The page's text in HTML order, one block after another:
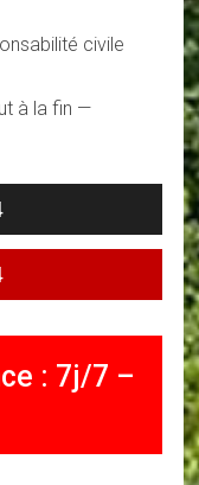
civile
à la fin —
: 7j/7 –